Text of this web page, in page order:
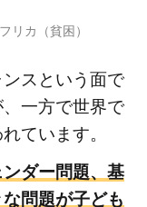
リカ（貧困）
スという面で
一方で世界で
ています。
ダー問題、基
問題が子ども